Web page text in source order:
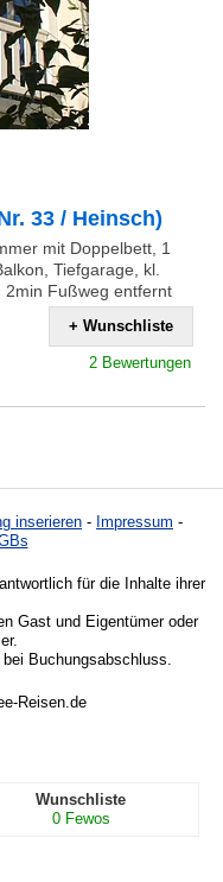
33 / Heinsch)
mit Doppelbett, 1
Tiefgarage, kl.
2min Fußweg entfernt
+ Wunschliste
2 Bewertungen
inserieren - Impressum -
für die Inhalte ihrer
Gast und Eigentümer oder
Buchungsabschluss.
Reisen.de
Wunschliste
0 Fewos